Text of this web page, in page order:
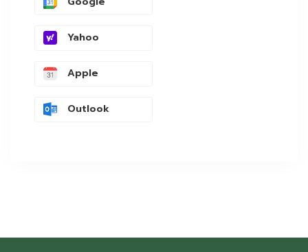
Yahoo
Apple
Outlook